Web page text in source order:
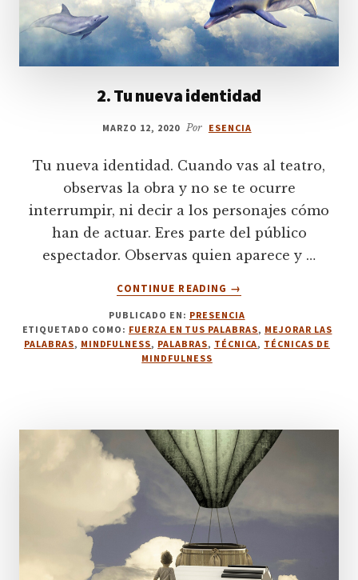
2. Tu nueva identidad
MARZO 12, 2020 Por ESENCIA
Tu nueva identidad. Cuando vas al teatro,
observas la obra y no se te ocurre
interrumpir, ni decir a los personajes cómo
han de actuar. Eres parte del público
espectador. Observas quien aparece y …
CONTINUE READING
ACERCA
2.
TU
→
PUBLICADO EN: PRESENCIA
ETIQUETADO COMO: FUERZA EN TUS PALABRAS, MEJORAR LAS
PALABRAS, MINDFULNESS, PALABRAS, TÉCNICA, TÉCNICAS DE
MINDFULNESS